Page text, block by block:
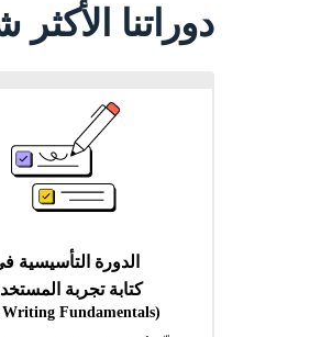
دوراتنا
الدورة التأسيسية
كتابة تجربة
(UX Writing Fundamentals)